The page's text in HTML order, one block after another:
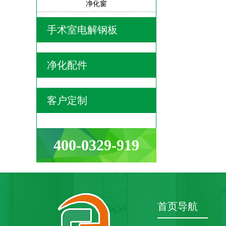
净化窗
手术室电解钢板
净化配件
客户定制
400-0329-919
首页导航